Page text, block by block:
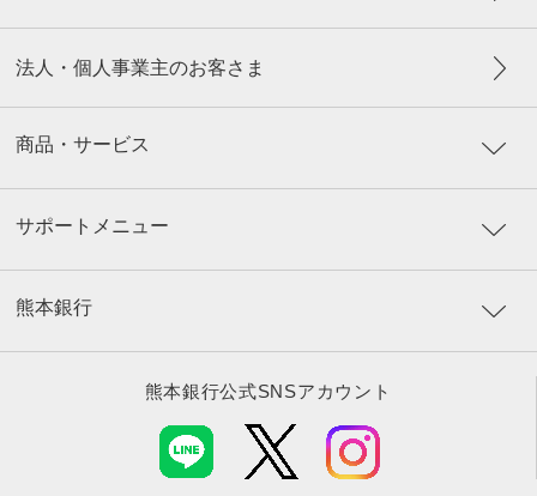
法人・個人事業主のお客さま
商品・サービス
サポートメニュー
熊本銀行
熊本銀行公式SNSアカウント